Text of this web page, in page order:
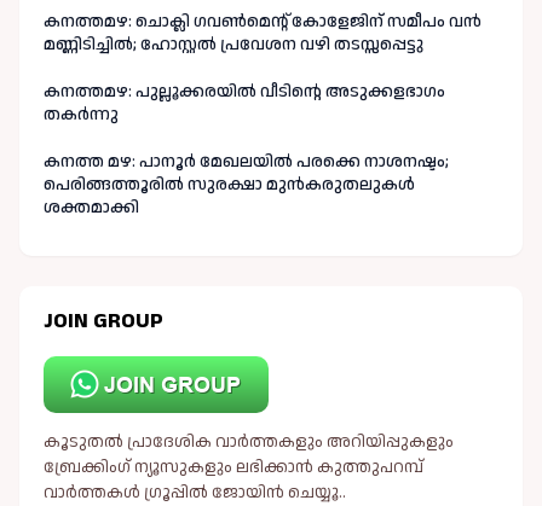
കനത്തമഴ: ചൊക്ലി ഗവൺമെന്റ് കോളേജിന് സമീപം വൻ
മണ്ണിടിച്ചിൽ; ഹോസ്റ്റൽ പ്രവേശന വഴി തടസ്സപ്പെട്ടു
കനത്തമഴ: പുല്ലൂക്കരയിൽ വീടിന്റെ അടുക്കളഭാഗം
തകർന്നു
കനത്ത മഴ: പാനൂർ മേഖലയിൽ പരക്കെ നാശനഷ്ടം;
പെരിങ്ങത്തൂരിൽ സുരക്ഷാ മുൻകരുതലുകൾ
ശക്തമാക്കി
JOIN GROUP
കൂടുതൽ പ്രാദേശിക വാർത്തകളും അറിയിപ്പുകളും
ബ്രേക്കിംഗ് ന്യൂസുകളും ലഭിക്കാൻ കുത്തുപറമ്പ്
വാർത്തകൾ ഗ്രൂപ്പിൽ ജോയിൻ ചെയ്യൂ..